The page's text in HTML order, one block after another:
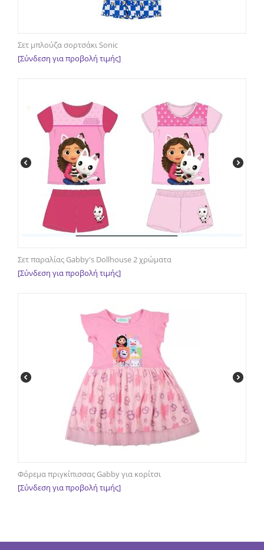
Σετ μπλούζα σορτσάκι Sonic
[Σύνδεση για προβολή τιμής]
Σετ παραλίας Gabby's Dollhouse 2 χρώματα
[Σύνδεση για προβολή τιμής]
Φόρεμα πριγκίπισσας Gabby για κορίτσι
[Σύνδεση για προβολή τιμής]